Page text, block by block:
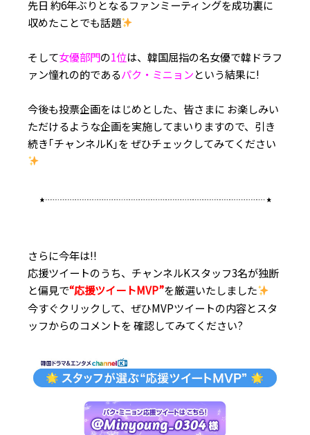
先日 約6年ぶりとなるファンミーティングを成功裏に
収めたことでも話題
そして女優部門の1位は、韓国屈指の名女優で韓ドラフ
ァン憧れの的であるパク・ミニョンという結果に!
今後も投票企画をはじめとした、皆さまに お楽しみい
ただけるような企画を実施してまいりますので、引き
続き｢チャンネルK｣を ぜひチェックしてみてください
さらに今年は!!
応援ツイートのうち、チャンネルKスタッフ3名が独断
と偏見で“応援ツイートMVP”を厳選いたしました
今すぐクリックして、ぜひMVPツイートの内容とスタ
ッフからのコメントを 確認してみてください?